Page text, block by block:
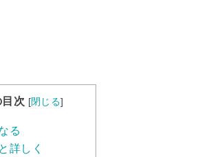
次 [閉じる]
る
詳しく